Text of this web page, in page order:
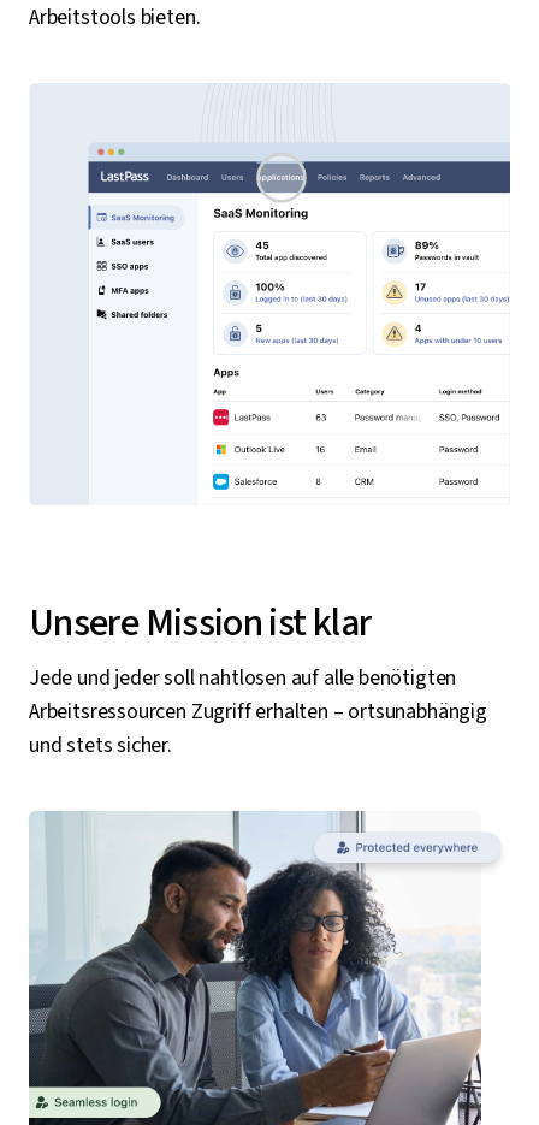
Arbeitstools bieten.
Unsere Mission ist klar
Jede und jeder soll nahtlosen auf alle benötigten
Arbeitsressourcen Zugriff erhalten – ortsunabhängig
und stets sicher.